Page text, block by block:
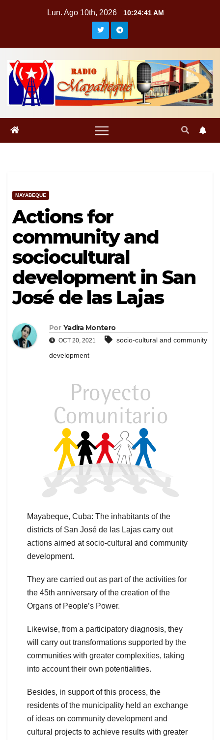
Lun. Ago 10th, 2026 10:24:41 AM
MAYABEQUE
Actions for
community and
sociocultural
development in San
José de las Lajas
Por Yadira Montero
OCT 20, 2021
socio-cultural and community
development
Mayabeque, Cuba: The inhabitants of the
districts of San José de las Lajas carry out
actions aimed at socio-cultural and community
development.
They are carried out as part of the activities for
the 45th anniversary of the creation of the
Organs of People’s Power.
Likewise, from a participatory diagnosis, they
will carry out transformations supported by the
communities with greater complexities, taking
into account their own potentialities.
Besides, in support of this process, the
residents of the municipality held an exchange
of ideas on community development and
cultural projects to achieve results with greater